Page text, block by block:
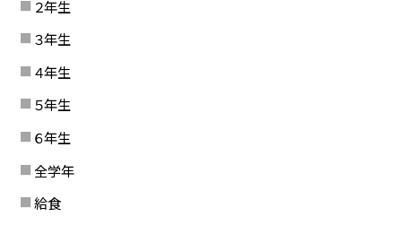
２年生
３年生
４年生
５年生
６年生
全学年
給食